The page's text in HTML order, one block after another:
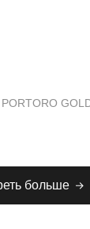
PORTORO
больше